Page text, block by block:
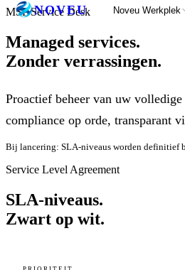
NOVEU Noveu Werkplek
MSP Service Desk
Managed services.
Zonder verrassingen.
Proactief beheer van uw
compliance op orde, transparant
Bij lancering: SLA-niveaus worden definitief
Service Level Agreement
SLA-niveaus.
Zwart op wit.